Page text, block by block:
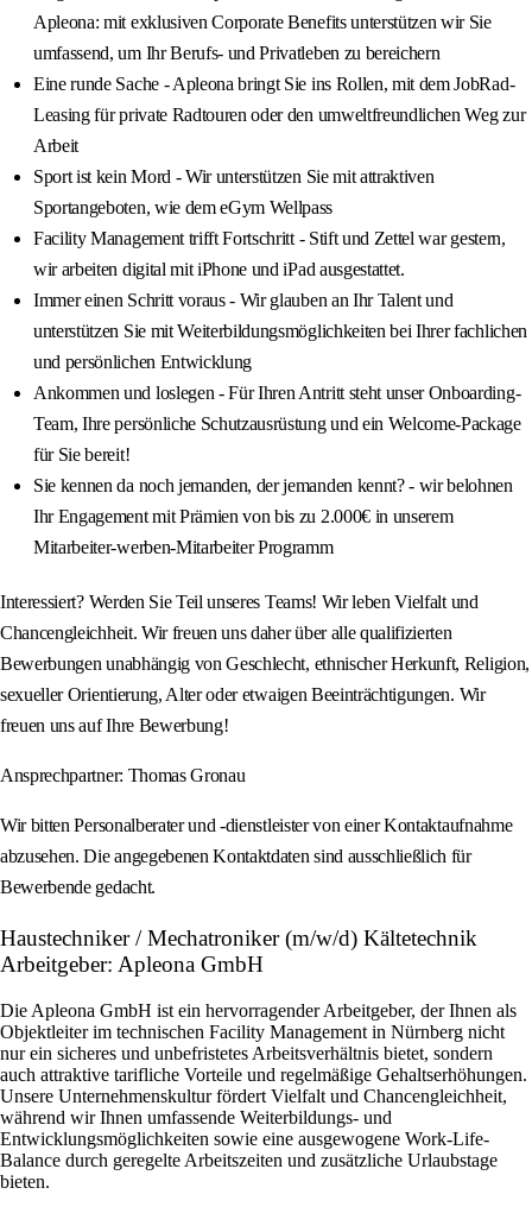
Apleona: mit exklusiven Corporate Benefits unterstützen wir Sie
umfassend, um Ihr Berufs- und Privatleben zu bereichern
Eine runde Sache - Apleona bringt Sie ins Rollen, mit dem JobRad-
Leasing für private Radtouren oder den umweltfreundlichen Weg zur
Arbeit
Sport ist kein Mord - Wir unterstützen Sie mit attraktiven
Sportangeboten, wie dem eGym Wellpass
Facility Management trifft Fortschritt - Stift und Zettel war gestern,
wir arbeiten digital mit iPhone und iPad ausgestattet.
Immer einen Schritt voraus - Wir glauben an Ihr Talent und
unterstützen Sie mit Weiterbildungsmöglichkeiten bei Ihrer fachlichen
und persönlichen Entwicklung
Ankommen und loslegen - Für Ihren Antritt steht unser Onboarding-
Team, Ihre persönliche Schutzausrüstung und ein Welcome-Package
für Sie bereit!
Sie kennen da noch jemanden, der jemanden kennt? - wir belohnen
Ihr Engagement mit Prämien von bis zu 2.000€ in unserem
Mitarbeiter-werben-Mitarbeiter Programm
Interessiert? Werden Sie Teil unseres Teams! Wir leben Vielfalt und
Chancengleichheit. Wir freuen uns daher über alle qualifizierten
Bewerbungen unabhängig von Geschlecht, ethnischer Herkunft, Religion,
sexueller Orientierung, Alter oder etwaigen Beeinträchtigungen. Wir
freuen uns auf Ihre Bewerbung!
Ansprechpartner: Thomas Gronau
Wir bitten Personalberater und -dienstleister von einer Kontaktaufnahme
abzusehen. Die angegebenen Kontaktdaten sind ausschließlich für
Bewerbende gedacht.
Haustechniker / Mechatroniker (m/w/d) Kältetechnik
Arbeitgeber: Apleona GmbH
Die Apleona GmbH ist ein hervorragender Arbeitgeber, der Ihnen als
Objektleiter im technischen Facility Management in Nürnberg nicht
nur ein sicheres und unbefristetes Arbeitsverhältnis bietet, sondern
auch attraktive tarifliche Vorteile und regelmäßige Gehaltserhöhungen.
Unsere Unternehmenskultur fördert Vielfalt und Chancengleichheit,
während wir Ihnen umfassende Weiterbildungs- und
Entwicklungsmöglichkeiten sowie eine ausgewogene Work-Life-
Balance durch geregelte Arbeitszeiten und zusätzliche Urlaubstage
bieten.